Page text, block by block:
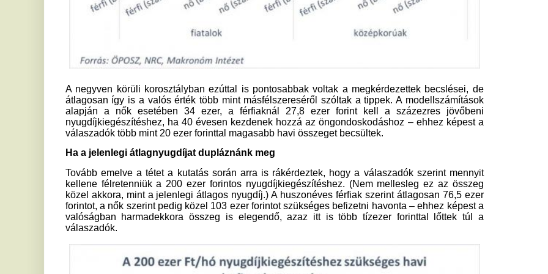
A 40 év körüliek esetében szokatlanul nagy különbség mutatkozik a férfiak és a nők becslésének
pontossága között. Míg a nők által tippelt közel 85 ezer forintos havi öngondoskodási összeg
viszonylag közel van a Makronóm Intézet által számolt nem egészen 70 ezer forinthoz, addig a
férfiak esetében az átlagosan becsült 102 ezer forint jóval több, mint a modellszámításban
nagyságát, azért veszélyes, mert ezek a tévhitek számos olyan munkavállalót akadályozhatnak
meg az öngondoskodás elkezdésében, aki az anyagi helyzete alapján valójában képes lenne